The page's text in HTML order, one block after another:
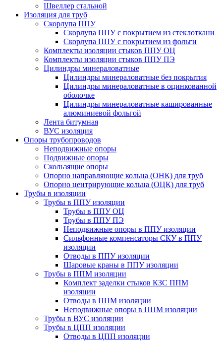
Швеллер стальной
Изоляция для труб
Скорлупа ППУ
Скорлупа ППУ с покрытием из стеклоткани
Скорлупа ППУ с покрытием из фольги
Комплекты изоляции стыков ППУ ОЦ
Комплекты изоляции стыков ППУ ПЭ
Цилиндры минераловатные
Цилиндры минераловатные без покрытия
Цилиндры минераловатные в оцинкованной
оболочке
Цилиндры минераловатные кашированные
алюминиевой фольгой
Лента битумная
ВУС изоляция
Опоры трубопроводов
Неподвижные опоры
Подвижные опоры
Скользящие опоры
Опорно направляющие кольца (ОНК) для труб
Опорно центрирующие кольца (ОЦК) для труб
Трубы в изоляции
Трубы в ППУ изоляции
Трубы в ППУ ОЦ
Трубы в ППУ ПЭ
Неподвижные опоры в ППУ изоляции
Сильфонные компенсаторы СКУ в ППУ
изоляции
Отводы в ППУ изоляции
Шаровые краны в ППУ изоляции
Трубы в ППМ изоляции
Комплект заделки стыков КЗС ППМ
изоляции
Отводы в ППМ изоляции
Неподвижные опоры в ППМ изоляции
Трубы в ВУС изоляции
Трубы в ЦПП изоляции
Отводы в ЦПП изоляции